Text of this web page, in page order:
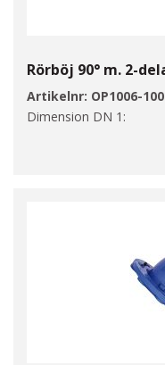
Rörböj 90° m. 2-
Artikelnr: OP1006-100
Dimension DN 1: